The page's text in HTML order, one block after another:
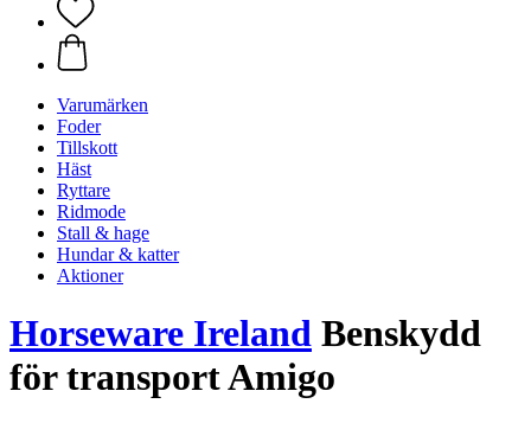
Varumärken
Foder
Tillskott
Häst
Ryttare
Ridmode
Stall & hage
Hundar & katter
Aktioner
Horseware Ireland Benskydd
för transport Amigo